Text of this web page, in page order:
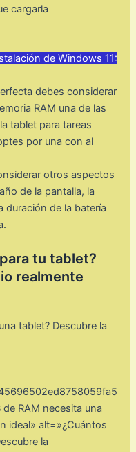
cargarla
de Windows 11:
debes considerar
RAM una de las
tablet para tareas
por una con al
otros aspectos
de la pantalla, la
duración de la batería
tu tablet?
realmente
RAM necesita una
ideal» alt=»¿Cuántos
la